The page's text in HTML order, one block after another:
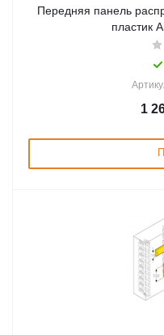
Передняя панель
пластик
1